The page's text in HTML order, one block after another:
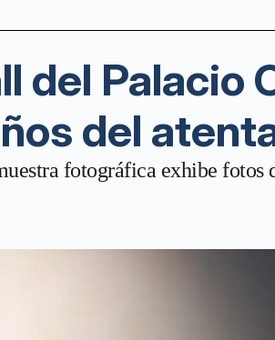
del Palacio
del
fotográfica exhibe fotos